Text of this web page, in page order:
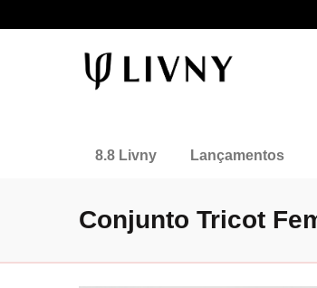
8.8 Livny Lançamentos
Conjunto Tricot